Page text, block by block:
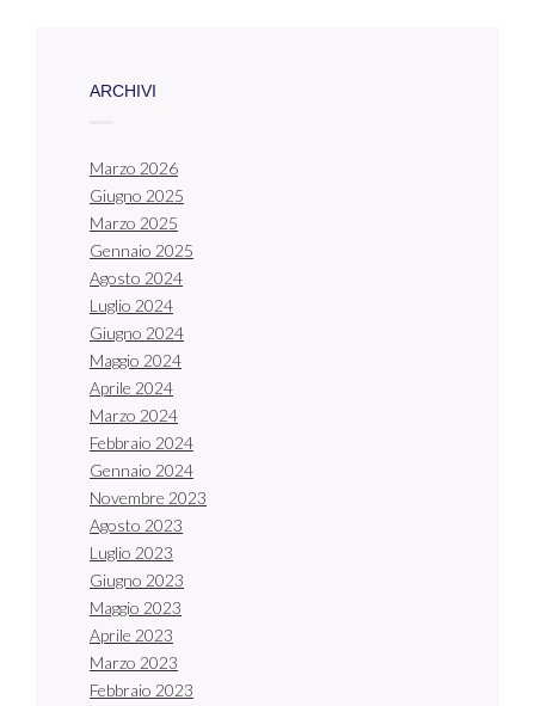
ARCHIVI
Marzo 2026
Giugno 2025
Marzo 2025
Gennaio 2025
Agosto 2024
Luglio 2024
Giugno 2024
Maggio 2024
Aprile 2024
Marzo 2024
Febbraio 2024
Gennaio 2024
Novembre 2023
Agosto 2023
Luglio 2023
Giugno 2023
Maggio 2023
Aprile 2023
Marzo 2023
Febbraio 2023